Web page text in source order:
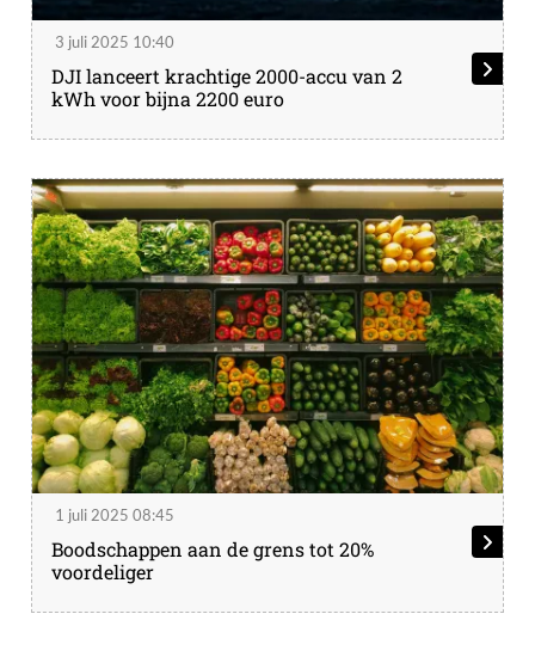
3 juli 2025 10:40
DJI lanceert krachtige 2000-accu van 2
kWh voor bijna 2200 euro
1 juli 2025 08:45
Boodschappen aan de grens tot 20%
voordeliger